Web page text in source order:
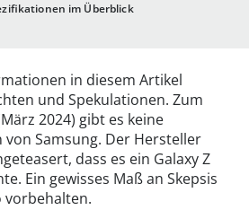
im Überblick
in diesem Artikel
und Spekulationen. Zum
2024) gibt es keine
von Samsung. Der Hersteller
dass es ein Galaxy Z
Ein gewisses Maß an Skepsis
vorbehalten.